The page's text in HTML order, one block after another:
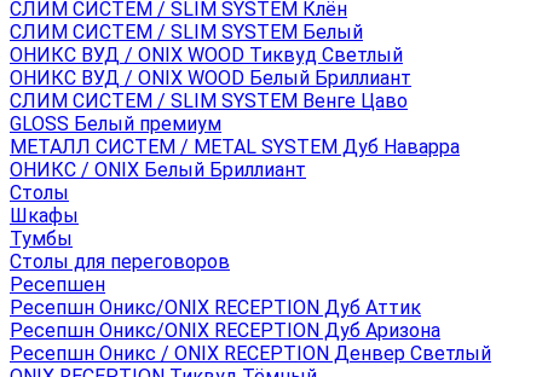
СЛИМ СИСТЕМ / SLIM SYSTEM Клён
СЛИМ СИСТЕМ / SLIM SYSTEM Белый
ОНИКС ВУД / ONIX WOOD Тиквуд Светлый
ОНИКС ВУД / ONIX WOOD Белый Бриллиант
СЛИМ СИСТЕМ / SLIM SYSTEM Венге Цаво
GLOSS Белый премиум
МЕТАЛЛ СИСТЕМ / METAL SYSTEM Дуб Наварра
ОНИКС / ONIX Белый Бриллиант
Столы
Шкафы
Тумбы
Столы для переговоров
Ресепшен
Ресепшн Оникс/ONIX RECEPTION Дуб Аттик
Ресепшн Оникс/ONIX RECEPTION Дуб Аризона
Ресепшн Оникс / ONIX RECEPTION Денвер Светлый